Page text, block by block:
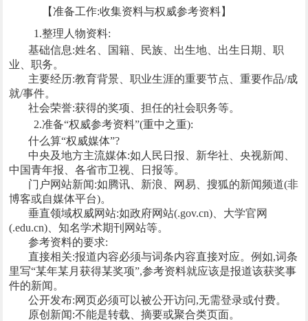
【准备工作:收集资料与权威参考资料】
1.整理人物资料:
基础信息:姓名、国籍、民族、出生地、出生日期、职
业、职务。
主要经历:教育背景、职业生涯的重要节点、重要作品/成
就/事件。
社会荣誉:获得的奖项、担任的社会职务等。
2.准备“权威参考资料”(重中之重):
什么算“权威媒体”?
中央及地方主流媒体:如人民日报、新华社、央视新闻、
中国青年报、各省市卫视、日报等。
门户网站新闻:如腾讯、新浪、网易、搜狐的新闻频道(非
博客或自媒体平台)。
垂直领域权威网站:如政府网站(.gov.cn)、大学官网
(.edu.cn)、知名学术期刊网站等。
参考资料的要求:
直接相关:报道内容必须与词条内容直接对应。例如,词条
里写“某年某月获得某奖项”,参考资料就应该是报道该获奖事
件的新闻。
公开发布:网页必须可以被公开访问,无需登录或付费。
原创新闻:不能是转载、摘要或聚合类页面。